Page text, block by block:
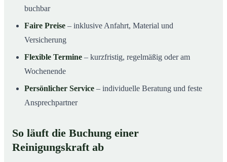
buchbar
Faire Preise – inklusive Anfahrt, Material und
Versicherung
Flexible Termine – kurzfristig, regelmäßig oder am
Wochenende
Persönlicher Service – individuelle Beratung und feste
Ansprechpartner
So läuft die Buchung einer
Reinigungskraft ab